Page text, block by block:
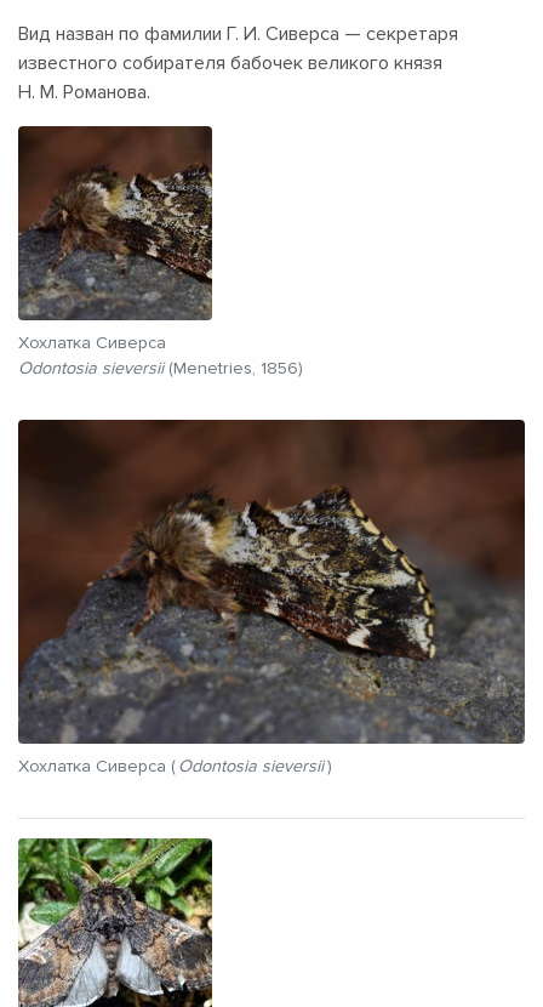
Вид назван по фамилии Г. И. Сиверса — секретаря
известного собирателя бабочек великого князя
Н. М. Романова.
Хохлатка Сиверса
Odontosia sieversii(Menetries, 1856)
Хохлатка Сиверса (Odontosia sieversii )